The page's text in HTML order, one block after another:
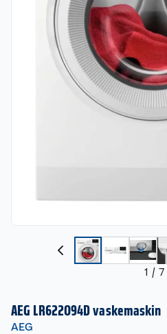
1 / 7
AEG LR622O94D vaskemaskin
AEG